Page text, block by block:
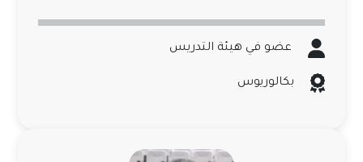
عضو في هيئة التدريس
بكالوريوس